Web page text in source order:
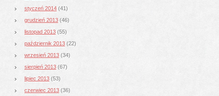
styczeń 2014 (41)
grudzień 2013 (46)
listopad 2013 (55)
październik 2013 (22)
wrzesień 2013 (34)
sierpień 2013 (67)
lipiec 2013 (53)
czerwiec 2013 (36)